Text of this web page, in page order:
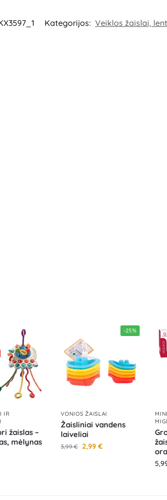
Kategorijos: Veiklos žaislai,
IR
žaislas –
mėlynas
-25%
VONIOS ŽAISLAI
Žaisliniai vandens
laiveliai
3,99€ 2,99€